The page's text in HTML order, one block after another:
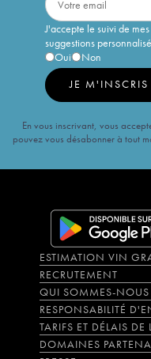
J'accepte le suivi de
suggestions
Oui
Non
JE M'INSCRIS
En vous inscrivant, vous
pouvez vous désabonner à tout
ESTIMATION VIN
RECRUTEMENT
QUI SOMMES-NOUS
RESPONSABILITÉ
TARIFS ET DÉLAIS
DOMAINES